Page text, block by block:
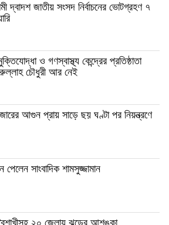
দ্বাদশ জাতীয় সংসদ নির্বাচনের ভোটগ্রহণ ৭
ও গণস্বাস্থ্য কেন্দ্রের প্রতিষ্ঠাতা
চৌধুরী আর নেই
আগুন প্রায় সাড়ে ছয় ঘণ্টা পর নিয়ন্ত্রণে
পেলেন সাংবাদিক শামসুজ্জামান
২০ জেলায় ঝড়ের আশঙ্কা